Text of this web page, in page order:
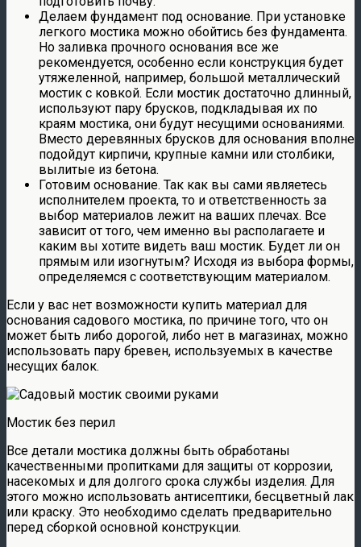
Делаем фундамент под основание. При установке
легкого мостика можно обойтись без фундамента.
Но заливка прочного основания все же
рекомендуется, особенно если конструкция будет
утяжеленной, например, большой металлический
мостик с ковкой. Если мостик достаточно длинный,
используют пару брусков, подкладывая их по
краям мостика, они будут несущими основаниями.
Вместо деревянных брусков для основания вполне
подойдут кирпичи, крупные камни или столбики,
вылитые из бетона.
Готовим основание. Так как вы сами являетесь
исполнителем проекта, то и ответственность за
выбор материалов лежит на ваших плечах. Все
зависит от того, чем именно вы располагаете и
каким вы хотите видеть ваш мостик. Будет ли он
прямым или изогнутым? Исходя из выбора формы,
определяемся с соответствующим материалом.
Если у вас нет возможности купить материал для
основания садового мостика, по причине того, что он
может быть либо дорогой, либо нет в магазинах, можно
использовать пару бревен, используемых в качестве
несущих балок.
Мостик без перил
Все детали мостика должны быть обработаны
качественными пропитками для защиты от коррозии,
насекомых и для долгого срока службы изделия. Для
этого можно использовать антисептики, бесцветный лак
или краску. Это необходимо сделать предварительно
перед сборкой основной конструкции.